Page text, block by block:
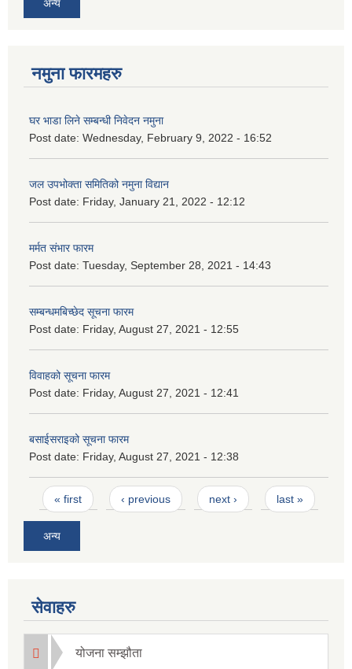
अन्य
नमुना फारमहरु
घर भाडा लिने सम्बन्धी निवेदन नमुना
Post date: Wednesday, February 9, 2022 - 16:52
जल उपभोक्ता समितिको नमुना विद्यान
Post date: Friday, January 21, 2022 - 12:12
मर्मत संभार फारम
Post date: Tuesday, September 28, 2021 - 14:43
सम्बन्धमबिच्छेद सूचना फारम
Post date: Friday, August 27, 2021 - 12:55
विवाहको सूचना फारम
Post date: Friday, August 27, 2021 - 12:41
बसाईसराइको सूचना फारम
Post date: Friday, August 27, 2021 - 12:38
Pages
« first ‹ previous next › last »
अन्य
सेवाहरु
योजना सम्झौता